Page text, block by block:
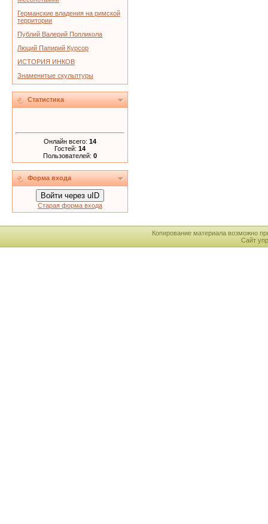
Германские владения на римской
территории
Публий Валерий Попликола
Люций Папирий Курсор
ИСТОРИЯ ИНКОВ
Знаменитые скульптуры
Статистика
Онлайн всего: 14
Гостей: 14
Пользователей: 0
Форма входа
Войти через uID
Старая форма входа
Копирование материала возможно
Сайт